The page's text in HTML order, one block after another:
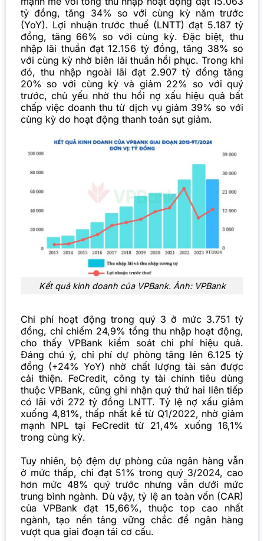
tỷ đồng, tăng 34% so với cùng kỳ năm trước
(YoY). Lợi nhuận trước thuế (LNTT) đạt 5.187 tỷ
đồng, tăng 66% so với cùng kỳ. Đặc biệt, thu
nhập lãi thuần đạt 12.156 tỷ đồng, tăng 38% so
với cùng kỳ nhờ biên lãi thuần hồi phục. Trong khi
đó, thu nhập ngoài lãi đạt 2.907 tỷ đồng tăng
20% so với cùng kỳ và giảm 22% so với quý
trước, chủ yếu nhờ thu hồi nợ xấu hiệu quả bất
chấp việc doanh thu từ dịch vụ giảm 39% so với
cùng kỳ do hoạt động thanh toán sụt giảm.
Kết quả kinh doanh của VPBank. Ảnh: VPBank
Chi phí hoạt động trong quý 3 ở mức 3.751 tỷ
đồng, chỉ chiếm 24,9% tổng thu nhập hoạt động,
cho thấy VPBank kiểm soát chi phí hiệu quả.
Đáng chú ý, chi phí dự phòng tăng lên 6.125 tỷ
đồng (+24% YoY) nhờ chất lượng tài sản được
cải thiện. FeCredit, công ty tài chính tiêu dùng
thuộc VPBank, cũng ghi nhận quý thứ hai liên tiếp
có lãi với 272 tỷ đồng LNTT. Tỷ lệ nợ xấu giảm
xuống 4,81%, thấp nhất kể từ Q1/2022, nhờ giảm
mạnh NPL tại FeCredit từ 21,4% xuống 16,1%
trong cùng kỳ.
Tuy nhiên, bộ đệm dự phòng của ngân hàng vẫn
ở mức thấp, chỉ đạt 51% trong quý 3/2024, cao
hơn mức 48% quý trước nhưng vẫn dưới mức
trung bình ngành. Dù vậy, tỷ lệ an toàn vốn (CAR)
của VPBank đạt 15,66%, thuộc top cao nhất
ngành, tạo nền tảng vững chắc để ngân hàng
vượt qua giai đoạn tái cơ cấu.